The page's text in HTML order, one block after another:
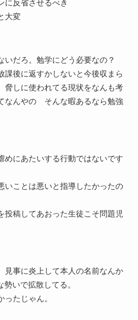
に反省させるべき
大変
いだろ。勉学にどう必要なの？
課後に返すかしないと今後収まら
脅しに使われてる現状をなんも考
なんやの そんな暇あるなら勉強
めにあたいする行動ではないです
いことは悪いと指導したかったの
投稿してあおった生徒こそ問題児
見事に炎上して本人の名前なんか
いで拡散してる。
たじゃん。